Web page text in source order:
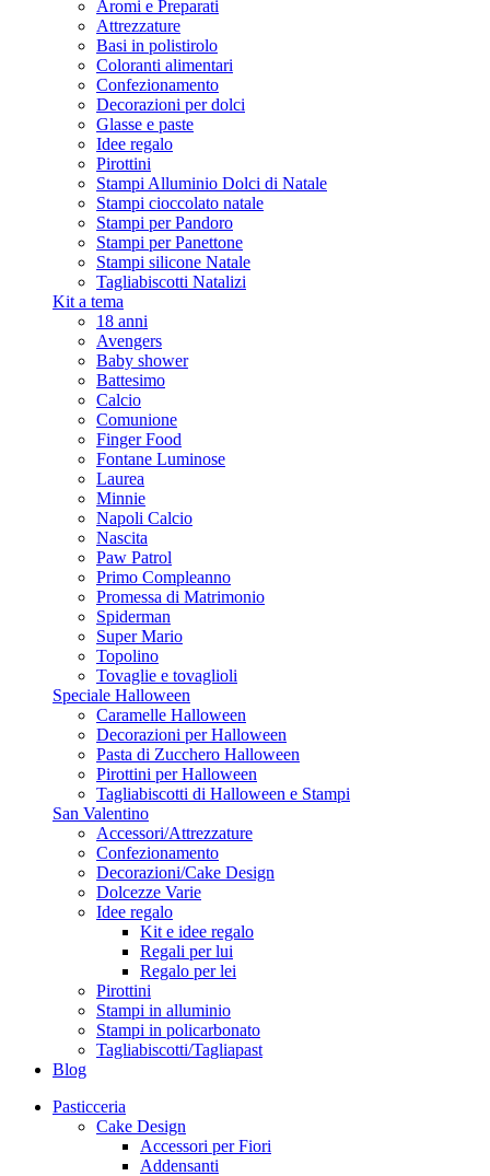
Aromi e Preparati
Attrezzature
Basi in polistirolo
Coloranti alimentari
Confezionamento
Decorazioni per dolci
Glasse e paste
Idee regalo
Pirottini
Stampi Alluminio Dolci di Natale
Stampi cioccolato natale
Stampi per Pandoro
Stampi per Panettone
Stampi silicone Natale
Tagliabiscotti Natalizi
Kit a tema
18 anni
Avengers
Baby shower
Battesimo
Calcio
Comunione
Finger Food
Fontane Luminose
Laurea
Minnie
Napoli Calcio
Nascita
Paw Patrol
Primo Compleanno
Promessa di Matrimonio
Spiderman
Super Mario
Topolino
Tovaglie e tovaglioli
Speciale Halloween
Caramelle Halloween
Decorazioni per Halloween
Pasta di Zucchero Halloween
Pirottini per Halloween
Tagliabiscotti di Halloween e Stampi
San Valentino
Accessori/Attrezzature
Confezionamento
Decorazioni/Cake Design
Dolcezze Varie
Idee regalo
Kit e idee regalo
Regali per lui
Regalo per lei
Pirottini
Stampi in alluminio
Stampi in policarbonato
Tagliabiscotti/Tagliapast
Blog
Pasticceria
Cake Design
Accessori per Fiori
Addensanti